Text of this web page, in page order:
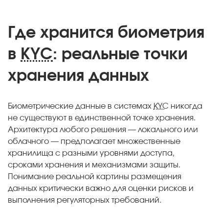
Где хранится биометрия
в KYC: реальные точки
хранения данных
Биометрические данные в системах KYC никогда
не существуют в единственной точке хранения.
Архитектура любого решения — локального или
облачного — предполагает множественные
хранилища с разными уровнями доступа,
сроками хранения и механизмами защиты.
Понимание реальной картины размещения
данных критически важно для оценки рисков и
выполнения регуляторных требований.